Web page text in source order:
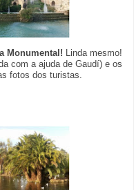
Monumental! Linda mesmo!
com a ajuda de Gaudí) e os
fotos dos turistas.